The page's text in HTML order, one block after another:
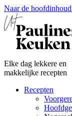
Naar de hoofdinhoud
Elke dag lekkere en
makkelijke recepten
Recepten